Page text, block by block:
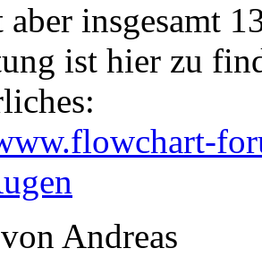
aber insgesamt
ist hier zu
Andreas